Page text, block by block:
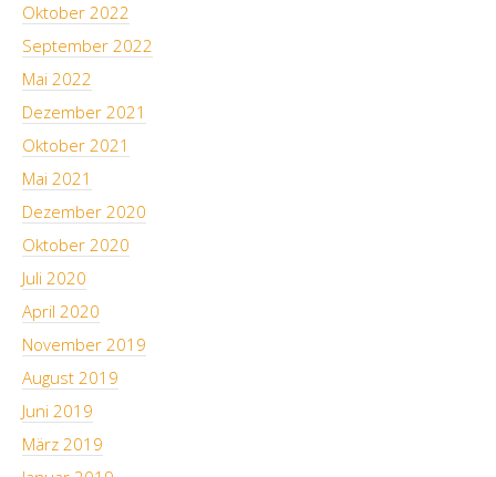
Oktober 2022
September 2022
Mai 2022
Dezember 2021
Oktober 2021
Mai 2021
Dezember 2020
Oktober 2020
Juli 2020
April 2020
November 2019
August 2019
Juni 2019
März 2019